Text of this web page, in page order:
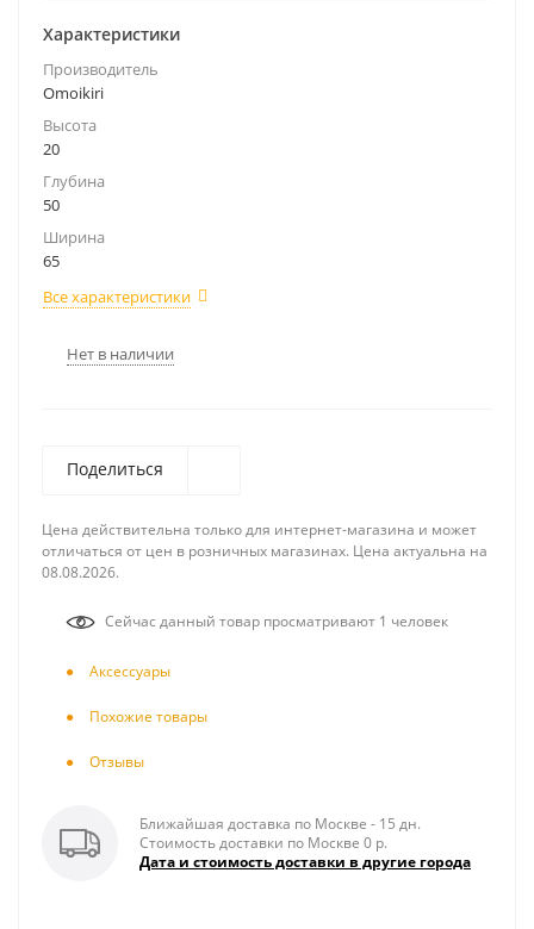
Характеристики
Производитель
Omoikiri
Высота
20
Глубина
50
Ширина
65
Все характеристики
Нет в наличии
Поделиться
Цена действительна только для интернет-магазина и может
отличаться от цен в розничных магазинах. Цена актуальна на
08.08.2026.
Сейчас данный товар просматривают 1 человек
Аксесcуары
Похожие товары
Отзывы
Ближайшая доставка по Москве - 15 дн.
Стоимость доставки по Москве 0 р.
Дата и стоимость доставки в другие города